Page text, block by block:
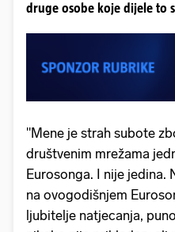
druge osobe koje dijele to
"Mene je strah subote
društvenim mrežama
Eurosonga. I nije jedina.
na ovogodišnjem
ljubitelje natjecanja,